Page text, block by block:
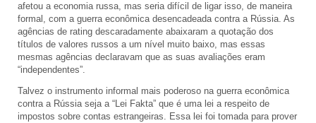
afetou a economia russa, mas seria difícil de ligar isso, de maneira
formal, com a guerra econômica desencadeada contra a Rússia. As
agências de rating descaradamente abaixaram a quotação dos
títulos de valores russos a um nível muito baixo, mas essas
mesmas agências declaravam que as suas avaliações eram
“independentes”.
Talvez o instrumento informal mais poderoso na guerra econômica
contra a Rússia seja a “Lei Fakta” que é uma lei a respeito de
impostos sobre contas estrangeiras. Essa lei foi tomada para prover